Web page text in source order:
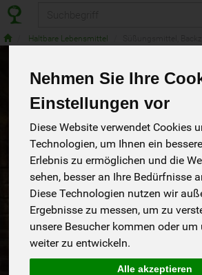
Nehmen Sie Ihre
Einstellungen vor
Diese Website verwendet Cookies
Technologien, um Ihnen ein
Erlebnis zu ermöglichen und die
sehen, besser an Ihre Bedürfnisse
Diese Technologien nutzen wir
Ergebnisse zu messen, um zu
unsere Besucher kommen oder um
weiter zu entwickeln.
Alle akzeptieren
Haltbare Lebensmittel
Dattelsirup HIH